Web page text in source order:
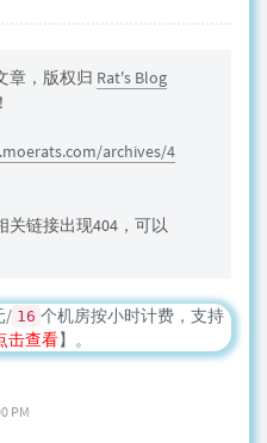
章，版权归 Rat's Blog
archives/4
关链接出现404，可以
/ 16 个机房按小时计费，支持
击查看】。
PM